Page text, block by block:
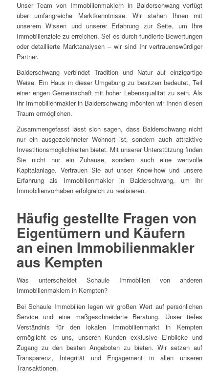
Unser Team von Immobilienmaklern in Balderschwang verfügt
über umfangreiche Marktkenntnisse. Wir stehen Ihnen mit
unserem Wissen und unserer Erfahrung zur Seite, um Ihre
Immobilienziele zu erreichen. Sei es durch fundierte Bewertungen
oder detaillierte Marktanalysen – wir sind Ihr vertrauenswürdiger
Partner.
Balderschwang verbindet Tradition und Natur auf einzigartige
Weise. Ein Haus in dieser Umgebung zu besitzen bedeutet, Teil
einer engen Gemeinschaft mit hoher Lebensqualität zu sein. Als
Ihr Immobilienmakler in Balderschwang möchten wir Ihnen diesen
Traum ermöglichen.
Zusammengefasst lässt sich sagen, dass Balderschwang nicht
nur ein ausgezeichneter Wohnort ist, sondern auch attraktive
Investitionsmöglichkeiten bietet. Mit unserer Unterstützung finden
Sie nicht nur ein Zuhause, sondern auch eine wertvolle
Kapitalanlage. Vertrauen Sie auf unser Know-how und unsere
Erfahrung als Immobilienmakler in Balderschwang, um Ihr
Immobilienvorhaben erfolgreich zu realisieren.
Häufig gestellte Fragen von
Eigentümern und Käufern
an einen Immobilienmakler
aus Kempten
Was unterscheidet Schaule Immobilien von anderen
Immobilienmaklern in Kempten?
Bei Schaule Immobilien legen wir großen Wert auf persönlichen
Service und eine maßgeschneiderte Beratung. Unser tiefes
Verständnis für den lokalen Immobilienmarkt in Kempten
ermöglicht es uns, unseren Kunden exklusive Einblicke und
Zugang zu den besten Angeboten zu bieten. Wir setzen auf
Transparenz, Integrität und Engagement in allen unseren
Transaktionen.